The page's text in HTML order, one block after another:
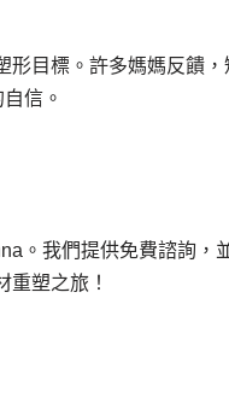
目標。許多媽媽反饋
信。
。我們提供免費諮詢，
塑之旅！